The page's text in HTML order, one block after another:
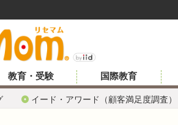
イード・アワード（顧客満足度調査）
教育・受験 国際教育